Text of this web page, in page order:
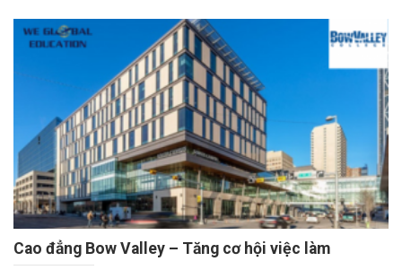
Cao đẳng Bow Valley – Tăng cơ hội việc làm